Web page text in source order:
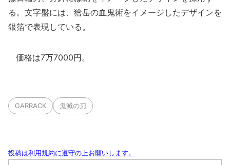
る。文字盤には、獪岳の血鬼術をイメージしたデザインを
銀箔で表現している。
価格は7万7000円。
GARRACK 鬼滅の刃